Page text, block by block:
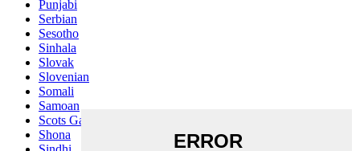
Punjabi
Serbian
Sesotho
Sinhala
Slovak
Slovenian
Somali
Samoan
Scots Gaelic
Shona